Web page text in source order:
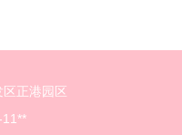
正港园区